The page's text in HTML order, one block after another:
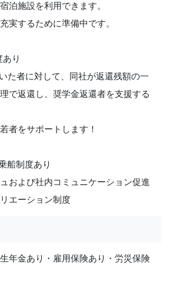
泊施設を利用できます。
実するために準備中です。
り
た者に対して、同社が返還残額の一
で返還し、奨学金返還者を支援する
者をサポートします！
船制度あり
および社内コミュニケーション促進
エーション制度
年金あり・雇用保険あり・労災保険